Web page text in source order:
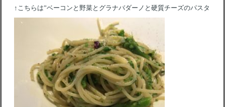
↑こちらは”ベーコンと野菜とグラナバダーノと硬質チーズのパスタ